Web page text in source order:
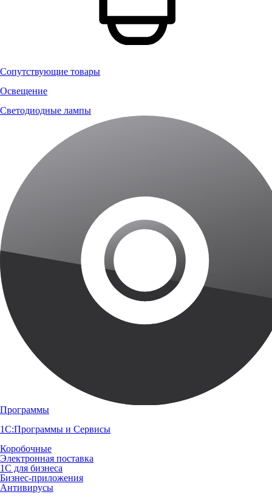
Сопутствующие товары
Освещение
Светодиодные лампы
Программы
1С:Программы и Сервисы
Коробочные
Электронная поставка
1С для бизнеса
Бизнес-приложения
Антивирусы